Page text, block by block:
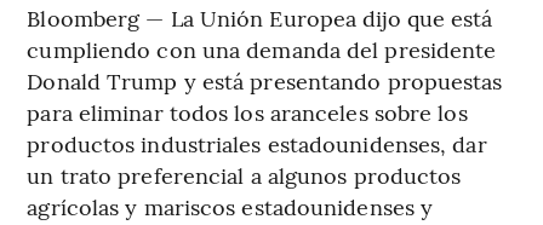
Bloomberg — La Unión Europea dijo que está
cumpliendo con una demanda del presidente
Donald Trump y está presentando propuestas
para eliminar todos los aranceles sobre los
productos industriales estadounidenses, dar
un trato preferencial a algunos productos
agrícolas y mariscos estadounidenses y